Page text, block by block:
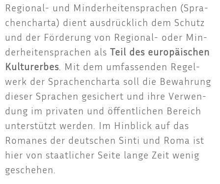
Regio­nal- und Min­der­hei­ten­spra­chen (Spra­
chen­char­ta) dient aus­drück­lich dem Schutz
und der För­de­rung von Regio­nal- oder Min­
der­hei­ten­spra­chen als Teil des euro­päi­schen
Kul­tur­er­bes . Mit dem umfas­sen­den Regel­
werk der Spra­chen­char­ta soll die Bewah­rung
die­ser Spra­chen gesi­chert und ihre Ver­wen­
dung im pri­va­ten und öffent­li­chen Bereich
unter­stützt wer­den. Im Hin­blick auf das
Roma­nes der deut­schen Sin­ti und Roma ist
hier von staat­li­cher Sei­te lan­ge Zeit wenig
geschehen.